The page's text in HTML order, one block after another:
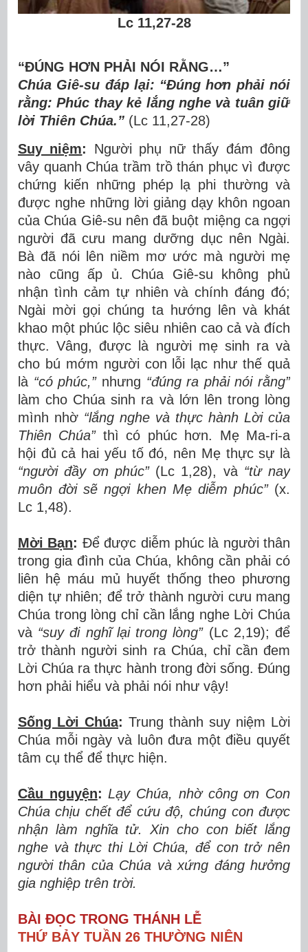
Lc 11,27-28
“ĐÚNG HƠN PHẢI NÓI RẰNG…”
Chúa Giê-su đáp lại: “Đúng hơn phải nói
rằng: Phúc thay kẻ lắng nghe và tuân giữ
lời Thiên Chúa.” (Lc 11,27-28)
Suy niệm:
Người phụ nữ thấy đám đông
vây quanh Chúa trầm trồ thán phục vì được
chứng kiến những phép lạ phi thường và
được nghe những lời giảng dạy khôn ngoan
của Chúa Giê-su nên đã buột miệng ca ngợi
người đã cưu mang dưỡng dục nên Ngài.
Bà đã nói lên niềm mơ ước mà người mẹ
nào cũng ấp ủ. Chúa Giê-su không phủ
nhận tình cảm tự nhiên và chính đáng đó;
Ngài mời gọi chúng ta hướng lên và khát
khao một phúc lộc siêu nhiên cao cả và đích
thực. Vâng, được là người mẹ sinh ra và
cho bú mớm người con lỗi lạc như thế quả
là “có phúc,”nhưng “đúng ra phải nói rằng”
làm cho Chúa sinh ra và lớn lên trong lòng
mình nhờ “lắng nghe và thực hành Lời của
Thiên Chúa” thì có phúc hơn. Mẹ Ma-ri-a
hội đủ cả hai yếu tố đó, nên Mẹ thực sự là
“người đầy ơn phúc”(Lc 1,28), và “từ nay
muôn đời sẽ ngợi khen Mẹ diễm phúc” (x.
Lc 1,48).
Mời Bạn: Để được diễm phúc là người thân
trong gia đình của Chúa, không cần phải có
liên hệ máu mủ huyết thống theo phương
diện tự nhiên; để trở thành người cưu mang
Chúa trong lòng chỉ cần lắng nghe Lời Chúa
và “suy đi nghĩ lại trong lòng” (Lc 2,19); để
trở thành người sinh ra Chúa, chỉ cần đem
Lời Chúa ra thực hành trong đời sống. Đúng
hơn phải hiểu và phải nói như vậy!
Sống Lời Chúa: Trung thành suy niệm Lời
Chúa mỗi ngày và luôn đưa một điều quyết
tâm cụ thể để thực hiện.
Cầu nguyện: Lạy Chúa, nhờ công ơn Con
Chúa chịu chết để cứu độ, chúng con được
nhận làm nghĩa tử. Xin cho con biết lắng
nghe và thực thi Lời Chúa, để con trở nên
người thân của Chúa và xứng đáng hưởng
gia nghiệp trên trời.
BÀI ĐỌC TRONG THÁNH LỄ
THỨ BẢY TUẦN 26 THƯỜNG NIÊN